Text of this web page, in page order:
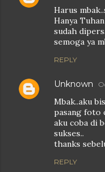
Harus
Hanya
sudah
semoga ya
REPLY
Unknown
Mbak..aku
pasang foto
aku coba di
sukses..
thanks
REPLY